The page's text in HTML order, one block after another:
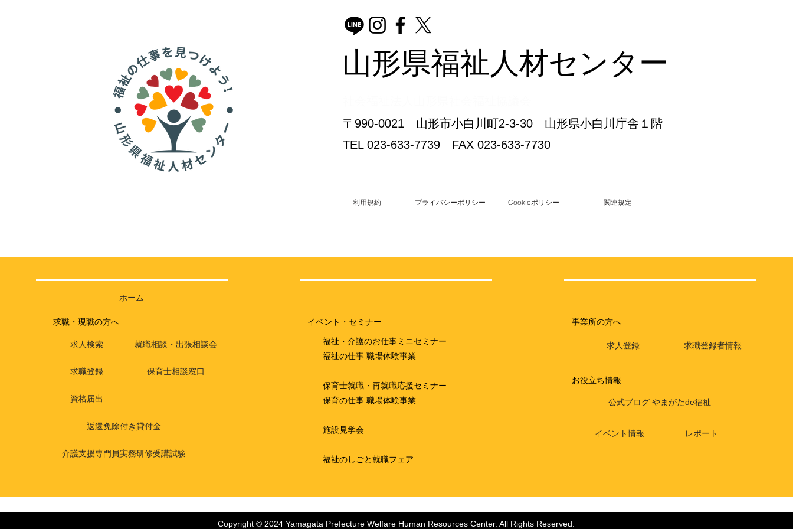
山形県福祉人材センター
〒990-0021 山形市小白川町2-3-30 山形県小白川庁舎１階
TEL 023-633-7739 FAX 023-633-7730
利用規約 プライバシーポリシー Cookieポリシー 関連規定
ホーム
求職・現職の方へ
求人検索
求職登録
就職相談・出張相談会
保育士相談窓口
資格届出
返還免除付き貸付金
介護支援専門員実務研修受講試験
イベント・セミナー
福祉・介護のお仕事ミニセミナー
福祉の仕事 職場体験事業
保育士就職・再就職応援セミナー
保育の仕事 職場体験事業
施設見学会
福祉のしごと就職フェア
事業所の方へ
求人登録 求職登録者情報
お役立ち情報
公式ブログ やまがたde福祉
イベント情報 レポート
Copyright © 2024 Yamagata Prefecture Welfare Human Resources Center. All Rights Reserved.